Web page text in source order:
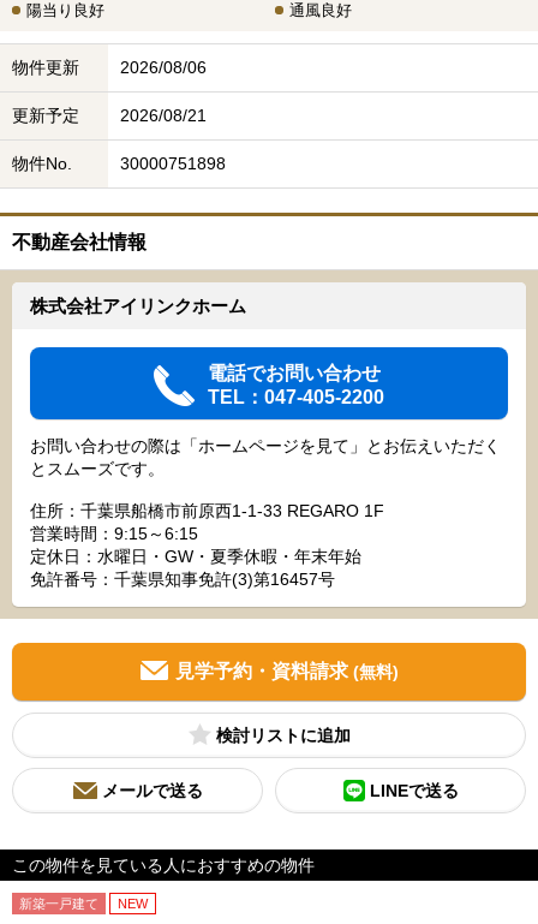
陽当り良好 通風良好
物件更新 2026/08/06
更新予定 2026/08/21
物件No. 30000751898
不動産会社情報
株式会社アイリンクホーム
電話でお問い合わせ
TEL：047-405-2200
お問い合わせの際は「ホームページを見て」とお伝えいただく
とスムーズです。
住所：千葉県船橋市前原西1-1-33 REGARO 1F
営業時間：9:15～6:15
定休日：水曜日・GW・夏季休暇・年末年始
免許番号：千葉県知事免許(3)第16457号
見学予約・資料請求 (無料)
検討リスト
メールで送る LINEで送る
この物件を見ている人におすすめの物件
新築一戸建て NEW